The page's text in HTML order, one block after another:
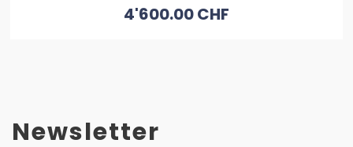
4'600.00 CHF
Newsletter